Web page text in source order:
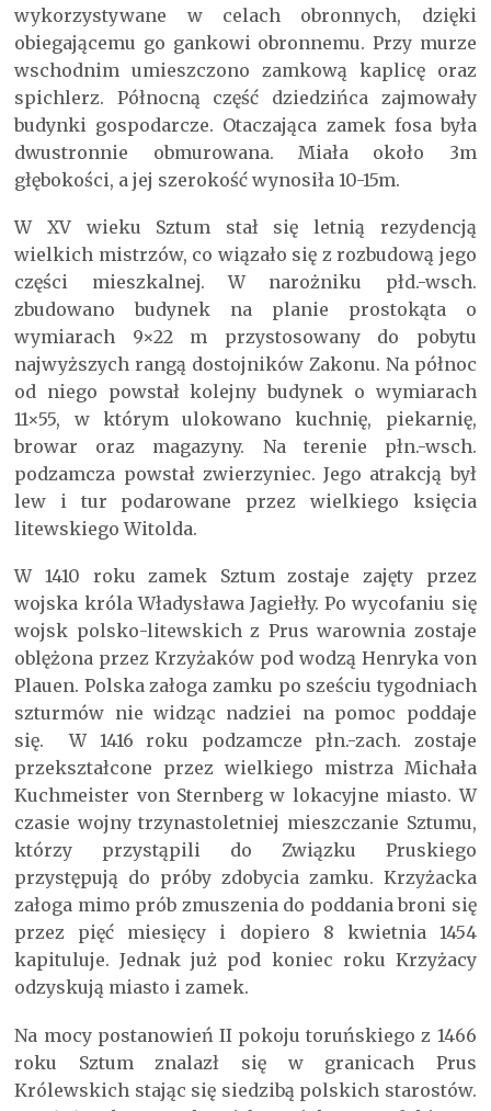
wykorzystywane w celach obronnych, dzięki
obiegającemu go gankowi obronnemu. Przy murze
wschodnim umieszczono zamkową kaplicę oraz
spichlerz. Północną część dziedzińca zajmowały
budynki gospodarcze. Otaczająca zamek fosa była
dwustronnie obmurowana. Miała około 3m
głębokości, a jej szerokość wynosiła 10-15m.
W XV wieku Sztum stał się letnią rezydencją
wielkich mistrzów, co wiązało się z rozbudową jego
części mieszkalnej. W narożniku płd.-wsch.
zbudowano budynek na planie prostokąta o
wymiarach 9×22 m przystosowany do pobytu
najwyższych rangą dostojników Zakonu. Na północ
od niego powstał kolejny budynek o wymiarach
11×55, w którym ulokowano kuchnię, piekarnię,
browar oraz magazyny. Na terenie płn.-wsch.
podzamcza powstał zwierzyniec. Jego atrakcją był
lew i tur podarowane przez wielkiego księcia
litewskiego Witolda.
W 1410 roku zamek Sztum zostaje zajęty przez
wojska króla Władysława Jagiełły. Po wycofaniu się
wojsk polsko-litewskich z Prus warownia zostaje
oblężona przez Krzyżaków pod wodzą Henryka von
Plauen. Polska załoga zamku po sześciu tygodniach
szturmów nie widząc nadziei na pomoc poddaje
się. W 1416 roku podzamcze płn.-zach. zostaje
przekształcone przez wielkiego mistrza Michała
Kuchmeister von Sternberg w lokacyjne miasto. W
czasie wojny trzynastoletniej mieszczanie Sztumu,
którzy przystąpili do Związku Pruskiego
przystępują do próby zdobycia zamku. Krzyżacka
załoga mimo prób zmuszenia do poddania broni się
przez pięć miesięcy i dopiero 8 kwietnia 1454
kapituluje. Jednak już pod koniec roku Krzyżacy
odzyskują miasto i zamek.
Na mocy postanowień II pokoju toruńskiego z 1466
roku Sztum znalazł się w granicach Prus
Królewskich stając się siedzibą polskich starostów.